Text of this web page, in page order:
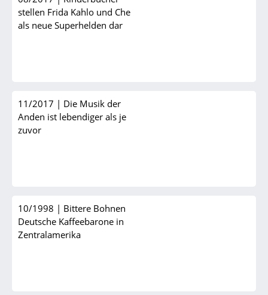
stellen Frida Kahlo und Che
als neue Superhelden dar
11/2017 | Die Musik der
Anden ist lebendiger als je
zuvor
10/1998 | Bittere Bohnen
Deutsche Kaffeebarone in
Zentralamerika